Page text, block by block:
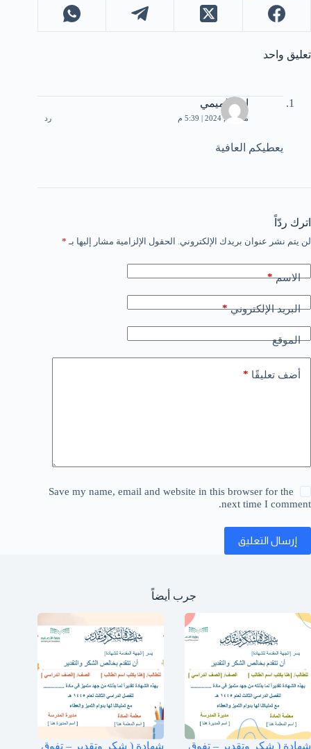
تعليق واحد
اببو الميمي
مايو 15, 2024 | 5:39 م رد
يعطيكم العافية
اترك ردّاً
لن يتم نشر عنوان بريدك الإلكتروني. الحقول الإلزامية مشار إليها بـ *
الاسم*
البريد الإلكتروني*
الموقع
أضف تعليقًا *
Save my name, email and website in this browser for the
next time I comment.
إرسال التعليق
جرب أيضاً
شهادة ( شكر وتقدير – تفوق شهادة ( شكر وتقدير – تفوق